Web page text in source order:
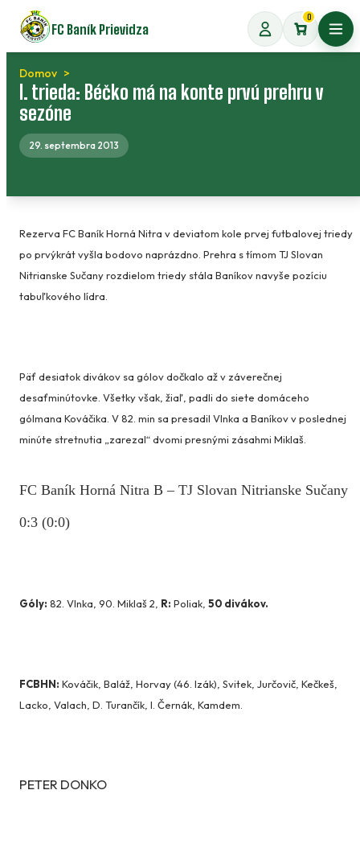
Preskočiť
na
obsah
FC Baník Prievidza
0
Domov
I. trieda: Béčko má na konte prvú prehru v
sezóne
29. septembra 2013
Rezerva FC Baník Horná Nitra v deviatom kole prvej futbalovej triedy
po prvýkrát vyšla bodovo naprázdno. Prehra s tímom TJ Slovan
Nitrianske Sučany rozdielom triedy stála Baníkov navyše pozíciu
tabuľkového lídra.
Päť desiatok divákov sa gólov dočkalo až v záverečnej
desaťminútovke. Všetky však, žiaľ, padli do siete domáceho
gólmana Kováčika. V 82. min sa presadil Vlnka a Baníkov v poslednej
minúte stretnutia „zarezal“ dvomi presnými zásahmi Miklaš.
FC Baník Horná Nitra B – TJ Slovan Nitrianske Sučany
0:3 (0:0)
Góly: 82. Vlnka, 90. Miklaš 2, R: Poliak, 50 divákov.
FCBHN: Kováčik, Baláž, Horvay (46. Izák), Svitek, Jurčovič, Kečkeš,
Lacko, Valach, D. Turančík, I. Černák, Kamdem.
PETER DONKO